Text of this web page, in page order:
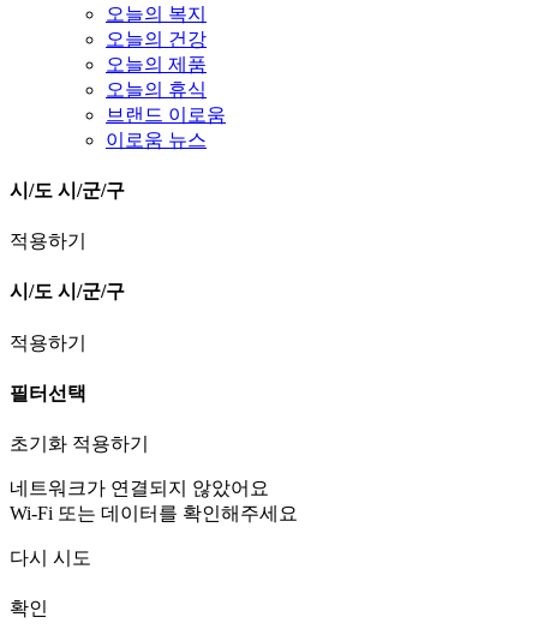
오늘의 복지
오늘의 건강
오늘의 제품
오늘의 휴식
브랜드 이로움
이로움 뉴스
시/도 시/군/구
적용하기
시/도 시/군/구
적용하기
필터선택
초기화 적용하기
네트워크가 연결되지 않았어요
Wi-Fi 또는 데이터를 확인해주세요
다시 시도
확인